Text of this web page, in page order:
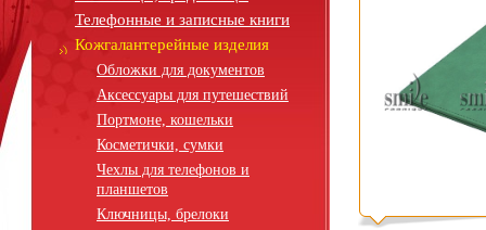
Телефонные и записные книги
Кожгалантерейные изделия
Обложки для документов
Аксессуары для путешествий
Портмоне, кошельки
Косметички, сумки
Чехлы для телефонов и
планшетов
Ключницы, брелоки